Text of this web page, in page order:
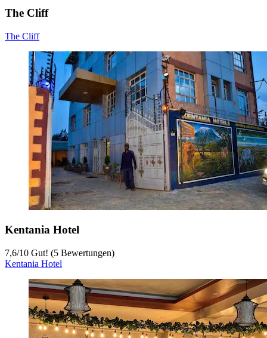
The Cliff
The Cliff
Kentania Hotel
7,6/10 Gut! (5 Bewertungen)
Kentania Hotel